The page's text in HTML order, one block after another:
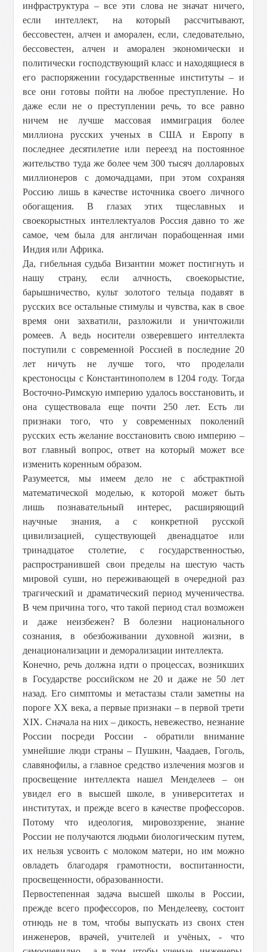
инфраструктура – все эти слова не значат ничего,
если интеллект, на который рассчитывают,
бессовестен, алчен и аморален, если, следовательно,
бессовестен, алчен и аморален экономически и
политически господствующий класс и находящиеся в
его распоряжении государственные институты – и
все они готовы пойти на любое преступление. Но
даже если не о преступлении речь, то все равно
ничем не лучше массовая иммиграция более
миллиона русских ученых в США и Европу в
последнее десятилетие или переезд на постоянное
жительство туда же более чем 300 тысяч долларовых
миллионеров с домочадцами, при этом сохраняя
Россию лишь в качестве источника своего личного
обогащения. В глазах этих тщеславных и
своекорыстных интеллектуалов Россия давно то же
самое, чем была для англичан порабощенная ими
Индия или Африка.
Да, гибельная судьба Византии может постигнуть и
нашу страну, если алчность, своекорыстие,
барышничество, культ золотого тельца подавят в
русских все остальные стимулы и чувства, как в свое
время они захватили, разложили и уничтожили
ромеев. А ведь носители озверевшего интеллекта
поступили с современной Россией в последние 20
лет ничуть не лучше того, что проделали
крестоносцы с Константинополем в 1204 году. Тогда
Восточно-Римскую империю удалось восстановить, и
она существовала еще почти 250 лет. Есть ли
признаки того, что у современных поколений
русских есть желание восстановить свою империю –
вот главный вопрос, ответ на который может все
изменить коренным образом.
Разумеется, мы имеем дело не с абстрактной
математической моделью, к которой может быть
лишь познавательный интерес, расширяющий
научные знания, а с конкретной русской
цивилизацией, существующей двенадцатое или
тринадцатое столетие, с государственностью,
распространившей свои пределы на шестую часть
мировой суши, но переживающей в очередной раз
трагический и драматический период мученичества.
В чем причина того, что такой период стал возможен
и даже неизбежен? В болезни национального
сознания, в обезбоживании духовной жизни, в
денационализации и деморализации интеллекта.
Конечно, речь должна идти о процессах, возникших
в Государстве российском не 20 и даже не 50 лет
назад. Его симптомы и метастазы стали заметны на
пороге XX века, а первые признаки – в первой трети
XIX. Сначала на них – дикость, невежество, незнание
России посреди России - обратили внимание
умнейшие люди страны – Пушкин, Чаадаев, Гоголь,
славянофилы, а главное средство излечения мозгов и
просвещение интеллекта нашел Менделеев – он
увидел его в высшей школе, в университетах и
институтах, и прежде всего в качестве профессоров.
Потому что идеология, мировоззрение, знание
России не получаются людьми биологическим путем,
их нельзя усвоить с молоком матери, но им можно
овладеть благодаря грамотности, воспитанности,
просвещенности, образованности.
Первостепенная задача высшей школы в России,
прежде всего профессоров, по Менделееву, состоит
отнюдь не в том, чтобы выпускать из своих стен
инженеров, врачей, учителей и учёных, - что